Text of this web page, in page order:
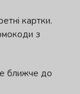
картки.
з
ближче до